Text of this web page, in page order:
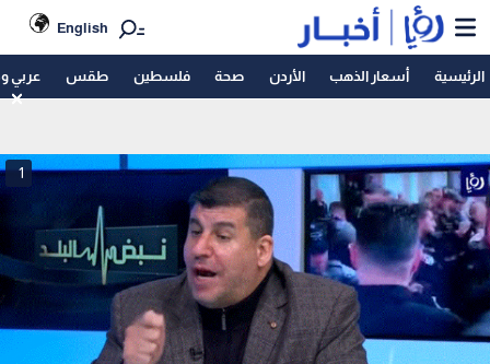
English
الرئيسية أسعار الذهب الأردن صحة فلسطين طقس عربي
1